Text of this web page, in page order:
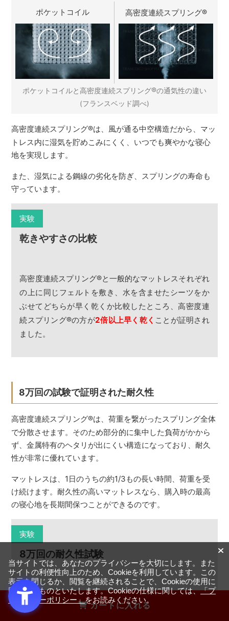
カートに入れる
ポケットコイル 高密度連続スプリング®
ポケットコイルと高密度連続スプリング®の通気性の違い
(フランスベッド調べ)
高密度連続スプリング®は、風が通る中空構造だから、マッ
トレス内に湿気を貯めこみにくく、いつでも爽やかな寝心
地を実現します。
また、湿気による鋼線の劣化を防ぎ、スプリングの寿命も
守っています。
実験
乾きやすさの比較
高密度連続スプリング®と一般的なマットレスそれぞれ
の上に同じフェルトを敷き、水を含ませたシーツをか
ぶせてどちらが早く乾くか比較したところ、高密度連
続スプリング®の方が2倍以上早く乾く ことが証明され
ました。
8万回の試験で証明された耐久性
高密度連続スプリング®は、荷重を繋がったスプリング全体
で分散させます。そのため部分的に集中した負荷がかから
ず、金属特有のヘタリが出にくい構造になっており、耐久
性が非常に優れています。
マットレスは、1日のうちの約1/3もの長い時間、荷重を受
け続けます。耐久性の高いマットレスなら、購入時の最高
の寝心地を長期間保つことができるのです。
実験
8万回の耐久性試験
マットレスに約100kgの荷重をかけて8万回強打する試
験や直径20cm、50kgのおもりを6ヶ月間乗せた状態
当サイトでは、あなたのプライバシーを大切にします。また
サイトの利便性向上のため、Cookieを利用しています。この
表示を閉じるか、閲覧を継続されることで、Cookieの使用に
同意するものといたします。Cookieの仕様に関しては、「プ
ライバシーポリシー」をお読みください。